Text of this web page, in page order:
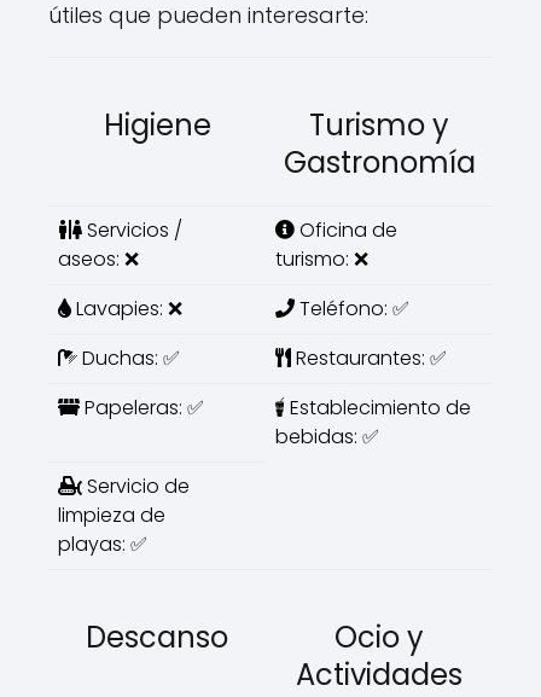
útiles que pueden interesarte:
Higiene
Turismo y
Gastronomía
Servicios /
aseos: ❌
Oficina de
turismo: ❌
Lavapies: ❌
Teléfono: ✅
Duchas: ✅
Restaurantes: ✅
Papeleras: ✅
Establecimiento de
bebidas: ✅
Servicio de
limpieza de
playas: ✅
Descanso
Ocio y
Actividades